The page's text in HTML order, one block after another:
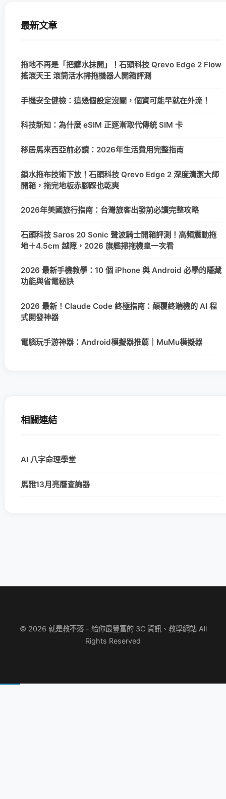
最新文章
拖地不再是「把髒水抹開」！石頭科技 Qrevo Edge 2 Flow
搖滾天王 滾筒活水掃拖機器人開箱評測
手機安全健檢：這幾個設定沒關，個資可能早就在外流！
科技新知：為什麼 eSIM 正逐漸取代傳統 SIM 卡
移居馬來西亞前必讀：2026年生活費用完整指南
鎖水拖布技術下放！石頭科技 Qrevo Edge 2 深度清潔大師
開箱，拖完地板赤腳踩也乾爽
2026年美國旅行指南：台灣旅客出發前必讀完整攻略
石頭科技 Saros 20 Sonic 聲波騎士開箱評測！高頻震動拖
地＋4.5cm 越障，2026 旗艦掃拖機皇一次看
2026 最新手機教學：10 個 iPhone 與 Android 必學的隱藏
功能與省電秘訣
2026 最新！Claude Code 終極指南：顛覆終端機的 AI 程
式開發神器
電腦玩手游神器：Android模擬器推薦｜MuMu模擬器
相關連結
AI 八字命理學堂
馬雅13月亮曆查詢器
© 2026 就是教不落 - 給你最豐富的 3C 資訊、教學網站 All
Rights Reserved